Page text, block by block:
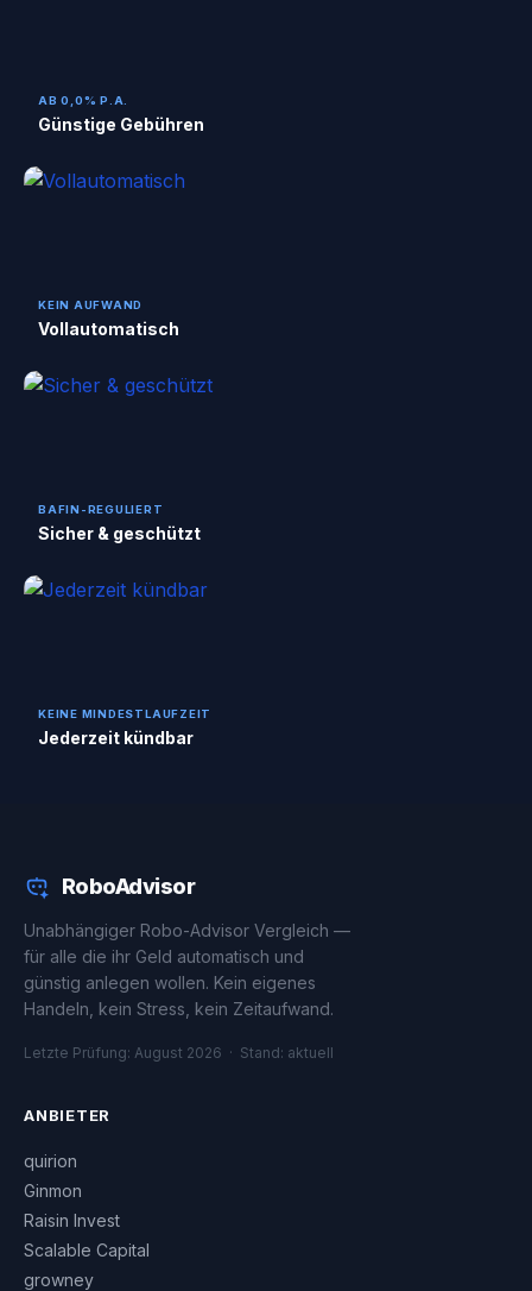
AB 0,0% P.A.
Günstige Gebühren
KEIN AUFWAND
Vollautomatisch
BAFIN-REGULIERT
Sicher & geschützt
KEINE MINDESTLAUFZEIT
Jederzeit kündbar
RoboAdvisor
Unabhängiger Robo-Advisor Vergleich —
für alle die ihr Geld automatisch und
günstig anlegen wollen. Kein eigenes
Handeln, kein Stress, kein Zeitaufwand.
Letzte Prüfung: August 2026 · Stand: aktuell
ANBIETER
quirion
Ginmon
Raisin Invest
Scalable Capital
growney